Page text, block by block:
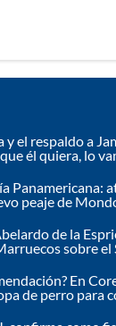
y el respaldo a
él quiera, lo
Panamericana:
peaje de
de la
sobre el
En
de perro para